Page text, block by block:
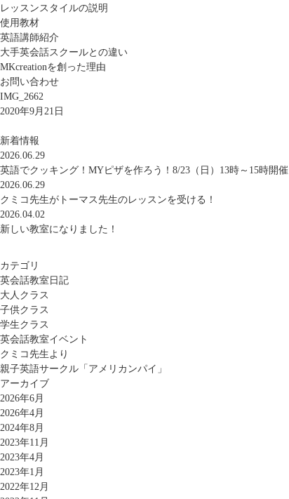
レッスンスタイルの説明
使用教材
英語講師紹介
大手英会話スクールとの違い
MKcreationを創った理由
お問い合わせ
IMG_2662
2020年9月21日
新着情報
2026.06.29
英語でクッキング！MYピザを作ろう！8/23（日）13時～15時開催
2026.06.29
クミコ先生がトーマス先生のレッスンを受ける！
2026.04.02
新しい教室になりました！
カテゴリ
英会話教室日記
大人クラス
子供クラス
学生クラス
英会話教室イベント
クミコ先生より
親子英語サークル「アメリカンパイ」
アーカイブ
2026年6月
2026年4月
2024年8月
2023年11月
2023年4月
2023年1月
2022年12月